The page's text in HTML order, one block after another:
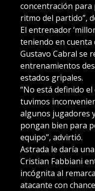
concentración
ritmo del partido”,
El entrenador
teniendo en cuenta
Gustavo Cabral se
entrenamientos
estados gripales.
“No está definido
tuvimos
algunos jugadores
pongan bien para
equipo”, advirtió.
Astrada le daría
Cristian Fabbiani
incógnita al
atacante con